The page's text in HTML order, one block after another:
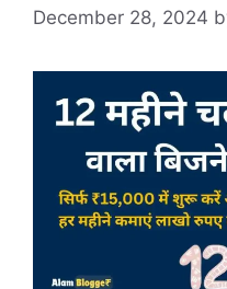
December 28, 2024